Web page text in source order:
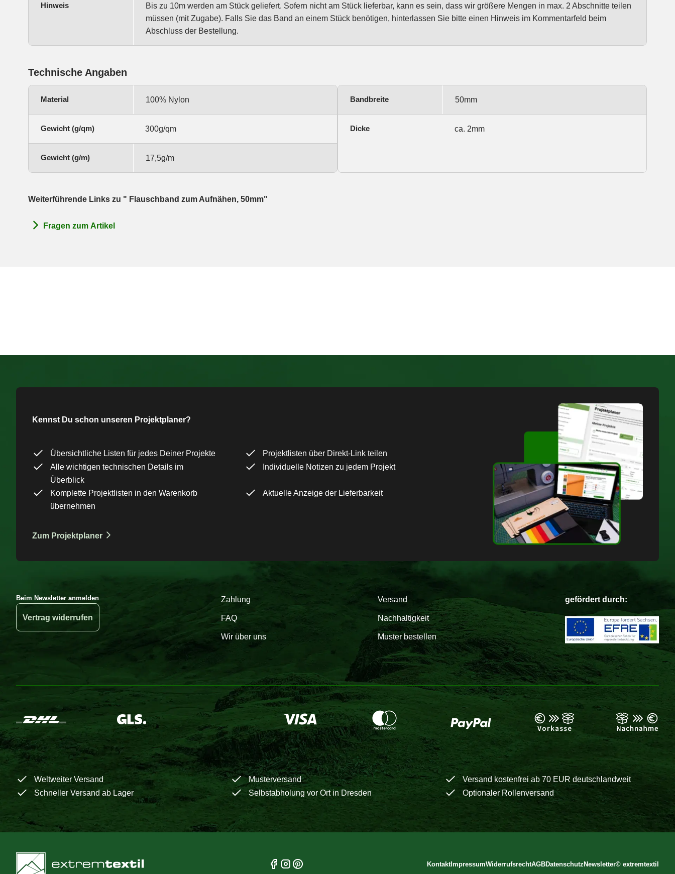
Hinweis
Bis zu 10m werden am Stück geliefert. Sofern nicht am Stück lieferbar, kann es sein, dass wir größere Mengen in max. 2 Abschnitte teilen
müssen (mit Zugabe). Falls Sie das Band an einem Stück benötigen, hinterlassen Sie bitte einen Hinweis im Kommentarfeld beim
Abschluss der Bestellung.
Technische Angaben
Material 100% Nylon
Gewicht (g/qm) 300g/qm
Gewicht (g/m) 17,5g/m
Bandbreite 50mm
Dicke ca. 2mm
Weiterführende Links zu " Flauschband zum Aufnähen, 50mm"
Fragen zum Artikel
Kennst Du schon unseren Projektplaner?
Übersichtliche Listen für jedes Deiner Projekte
Projektlisten über Direkt-Link teilen
Alle wichtigen technischen Details im
Überblick
Individuelle Notizen zu jedem Projekt
Komplette Projektlisten in den Warenkorb
übernehmen
Aktuelle Anzeige der Lieferbarkeit
Zum Projektplaner
Beim Newsletter anmelden
Vertrag widerrufen
Zahlung Versand
FAQ Nachhaltigkeit
Wir über uns Muster bestellen
gefördert durch:
Weltweiter Versand Musterversand
Versand kostenfrei ab 70 EUR deutschlandweit
Schneller Versand ab Lager
Selbstabholung vor Ort in Dresden Optionaler Rollenversand
KontaktImpressumWiderrufsrechtAGBDatenschutz Newsletter© extremtextil